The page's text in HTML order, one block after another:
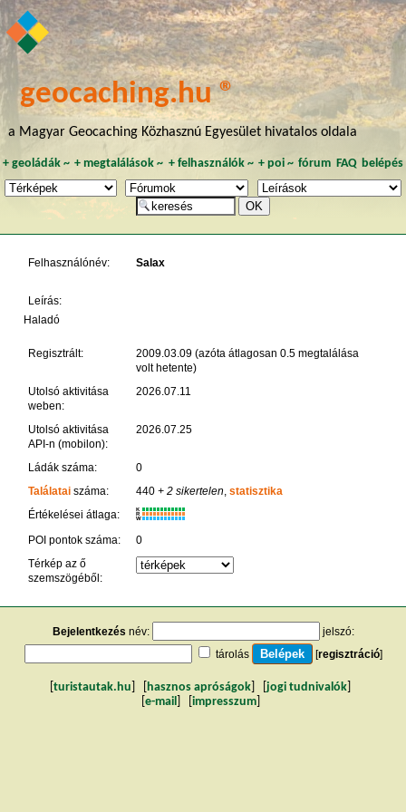
geocaching.hu ®
a Magyar Geocaching Közhasznú Egyesület hivatalos oldala
+ geoládák~ +megtalálások ~ + felhasználók~ + poi~ fórum FAQ belépés
Felhasználónév: Salax
Leírás:
Haladó
Regisztrált:
2009.03.09 (azóta átlagosan 0.5 megtalálása
volt hetente)
Utolsó aktivitása
weben:
2026.07.11
Utolsó aktivitása
API-n (mobilon):
2026.07.25
Ládák száma:
0
Találataiszáma: 440+ 2 sikertelen statisztika
Értékelései átlaga:
K
R
W
POI pontok száma:
0
Térkép az ő
szemszögéből:
Bejelentkezés név:
jelszó:
tárolás
[regisztráció]
turistautak.hu hasznos apróságok jogi tudnivalók
e-mail impresszum]